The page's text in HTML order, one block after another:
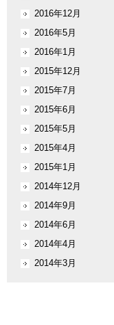
2016年12月
2016年5月
2016年1月
2015年12月
2015年7月
2015年6月
2015年5月
2015年4月
2015年1月
2014年12月
2014年9月
2014年6月
2014年4月
2014年3月